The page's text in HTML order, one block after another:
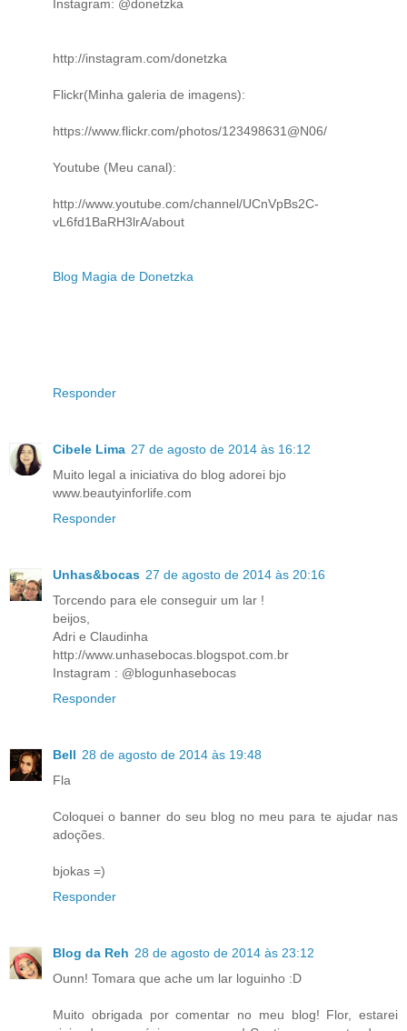
Instagram: @donetzka
http://instagram.com/donetzka
Flickr(Minha galeria de imagens):
https://www.flickr.com/photos/123498631@N06/
Youtube (Meu canal):
http://www.youtube.com/channel/UCnVpBs2C-
vL6fd1BaRH3lrA/about
Blog Magia de Donetzka
Responder
Cibele Lima 27 de agosto de 2014 às 16:12
Muito legal a iniciativa do blog adorei bjo
www.beautyinforlife.com
Responder
Unhas&bocas 27 de agosto de 2014 às 20:16
Torcendo para ele conseguir um lar !
beijos,
Adri e Claudinha
http://www.unhasebocas.blogspot.com.br
Instagram : @blogunhasebocas
Responder
Bell 28 de agosto de 2014 às 19:48
Fla
Coloquei o banner do seu blog no meu para te ajudar nas
adoções.
bjokas =)
Responder
Blog da Reh 28 de agosto de 2014 às 23:12
Ounn! Tomara que ache um lar loguinho :D
Muito obrigada por comentar no meu blog! Flor, estarei